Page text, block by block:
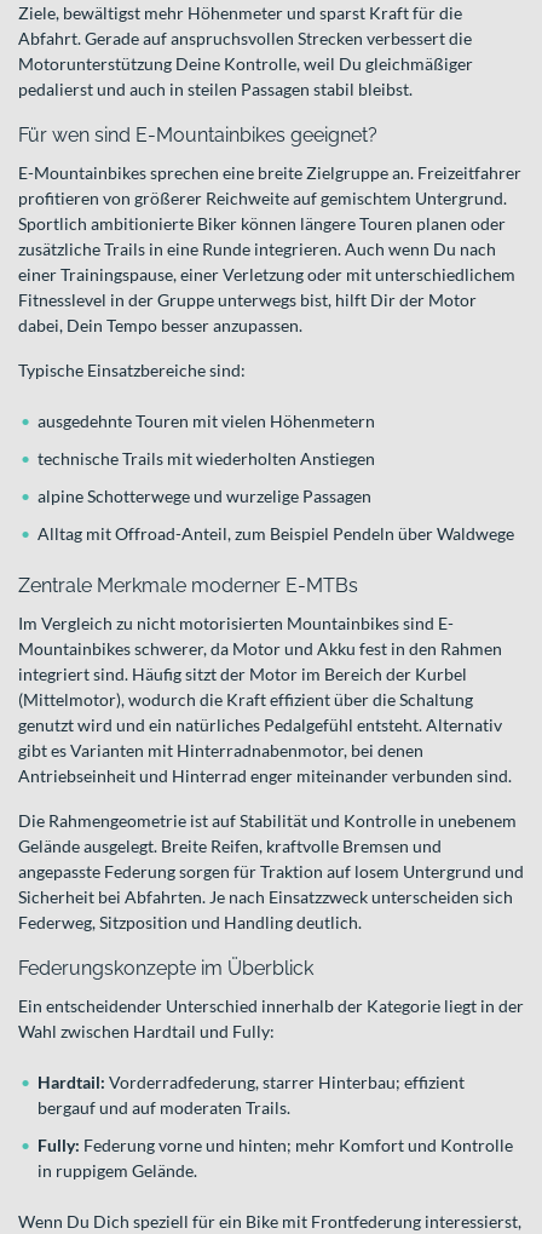
Ziele, bewältigst mehr Höhenmeter und sparst Kraft für die
Abfahrt. Gerade auf anspruchsvollen Strecken verbessert die
Motorunterstützung Deine Kontrolle, weil Du gleichmäßiger
pedalierst und auch in steilen Passagen stabil bleibst.
Für wen sind E-Mountainbikes geeignet?
E-Mountainbikes sprechen eine breite Zielgruppe an. Freizeitfahrer
profitieren von größerer Reichweite auf gemischtem Untergrund.
Sportlich ambitionierte Biker können längere Touren planen oder
zusätzliche Trails in eine Runde integrieren. Auch wenn Du nach
einer Trainingspause, einer Verletzung oder mit unterschiedlichem
Fitnesslevel in der Gruppe unterwegs bist, hilft Dir der Motor
dabei, Dein Tempo besser anzupassen.
Typische Einsatzbereiche sind:
ausgedehnte Touren mit vielen Höhenmetern
technische Trails mit wiederholten Anstiegen
alpine Schotterwege und wurzelige Passagen
Alltag mit Offroad-Anteil, zum Beispiel Pendeln über Waldwege
Zentrale Merkmale moderner E-MTBs
Im Vergleich zu nicht motorisierten Mountainbikes sind E-
Mountainbikes schwerer, da Motor und Akku fest in den Rahmen
integriert sind. Häufig sitzt der Motor im Bereich der Kurbel
(Mittelmotor), wodurch die Kraft effizient über die Schaltung
genutzt wird und ein natürliches Pedalgefühl entsteht. Alternativ
gibt es Varianten mit Hinterradnabenmotor, bei denen
Antriebseinheit und Hinterrad enger miteinander verbunden sind.
Die Rahmengeometrie ist auf Stabilität und Kontrolle in unebenem
Gelände ausgelegt. Breite Reifen, kraftvolle Bremsen und
angepasste Federung sorgen für Traktion auf losem Untergrund und
Sicherheit bei Abfahrten. Je nach Einsatzzweck unterscheiden sich
Federweg, Sitzposition und Handling deutlich.
Federungskonzepte im Überblick
Ein entscheidender Unterschied innerhalb der Kategorie liegt in der
Wahl zwischen Hardtail und Fully:
Hardtail: Vorderradfederung, starrer Hinterbau; effizient
bergauf und auf moderaten Trails.
Fully: Federung vorne und hinten; mehr Komfort und Kontrolle
in ruppigem Gelände.
Wenn Du Dich speziell für ein Bike mit Frontfederung interessierst,